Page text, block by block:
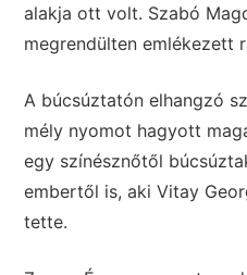
alakja ott volt. Szabó
megrendülten emlékezett
A búcsúztatón elhangzó
mély nyomot hagyott
egy színésznőtől
embertől is, aki Vitay
tette.